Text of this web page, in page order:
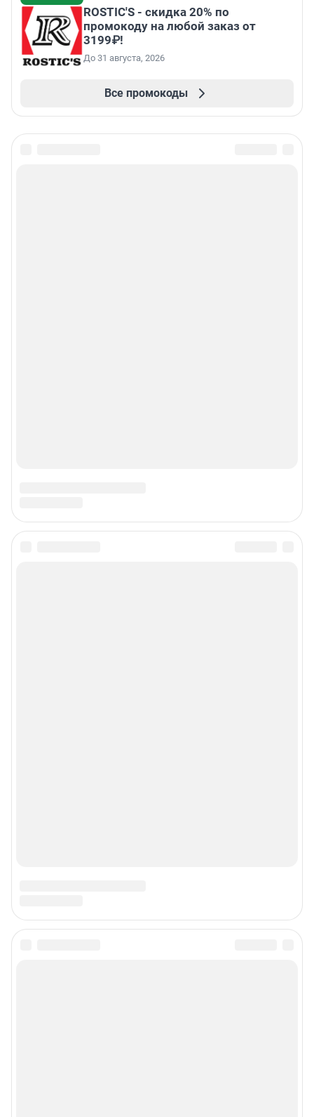
ROSTIC'S - скидка 20% по
промокоду на любой заказ от
3199₽!
До 31 августа, 2026
Все промокоды